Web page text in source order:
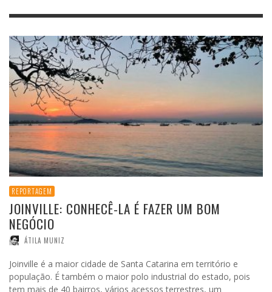
REPORTAGEM
JOINVILLE: CONHECÊ-LA É FAZER UM BOM
NEGÓCIO
ÁTILA MUNIZ
Joinville é a maior cidade de Santa Catarina em território e
população. É também o maior polo industrial do estado, pois
tem mais de 40 bairros, vários acessos terrestres, um